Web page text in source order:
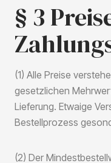
§ 3
(1) Alle Preise
gesetzlichen
Lieferung. Etwaige
Bestellprozess
(2) Der